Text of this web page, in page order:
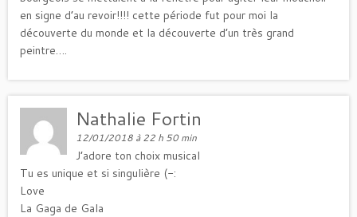
en signe d’au revoir!!!! cette période fut pour moi la
découverte du monde et la découverte d’un très grand
peintre….
Nathalie Fortin
12/01/2018 à 22 h 50 min
J’adore ton choix musical
Tu es unique et si singulière (-:
Love
La Gaga de Gala